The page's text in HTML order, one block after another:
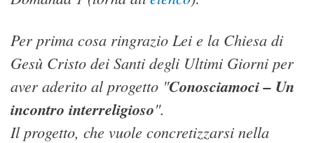
Per prima cosa ringrazio Lei e la Chiesa di
Gesù Cristo dei Santi degli Ultimi Giorni per
aver aderito al progetto "Conosciamoci – Un
incontro interreligioso".
Il progetto, che vuole concretizzarsi nella